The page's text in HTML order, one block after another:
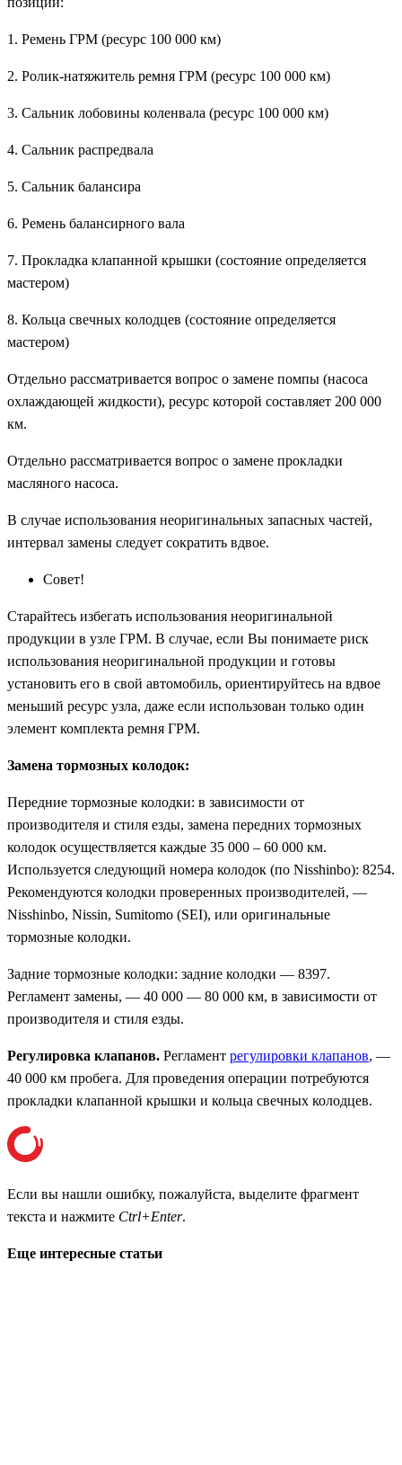
1. Ремень ГРМ (ресурс 100 000 км)
2. Ролик-натяжитель ремня ГРМ (ресурс 100 000 км)
3. Сальник лобовины коленвала (ресурс 100 000 км)
4. Сальник распредвала
5. Сальник балансира
6. Ремень балансирного вала
7. Прокладка клапанной крышки (состояние определяется
мастером)
8. Кольца свечных колодцев (состояние определяется
мастером)
Отдельно рассматривается вопрос о замене помпы (насоса
охлаждающей жидкости), ресурс которой составляет 200 000
км.
Отдельно рассматривается вопрос о замене прокладки
масляного насоса.
В случае использования неоригинальных запасных частей,
интервал замены следует сократить вдвое.
Совет!
Старайтесь избегать использования неоригинальной
продукции в узле ГРМ. В случае, если Вы понимаете риск
использования неоригинальной продукции и готовы
установить его в свой автомобиль, ориентируйтесь на вдвое
меньший ресурс узла, даже если использован только один
элемент комплекта ремня ГРМ.
Замена тормозных колодок:
Передние тормозные колодки: в зависимости от
производителя и стиля езды, замена передних тормозных
колодок осуществляется каждые 35 000 – 60 000 км.
Используется следующий номера колодок (по Nisshinbo): 8254.
Рекомендуются колодки проверенных производителей, —
Nisshinbo, Nissin, Sumitomo (SEI), или оригинальные
тормозные колодки.
Задние тормозные колодки: задние колодки — 8397.
Регламент замены, — 40 000 — 80 000 км, в зависимости от
производителя и стиля езды.
Регулировка клапанов. Регламент регулировки клапанов, —
40 000 км пробега. Для проведения операции потребуются
прокладки клапанной крышки и кольца свечных колодцев.
Если вы нашли ошибку, пожалуйста, выделите фрагмент
текста и нажмите Ctrl+Enter.
Еще интересные статьи